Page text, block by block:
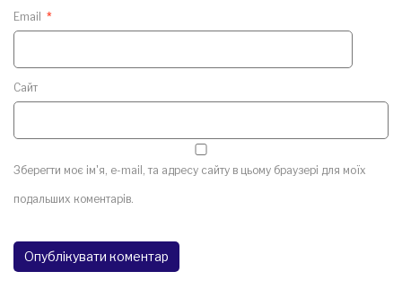
Email *
Сайт
Зберегти моє ім'я, e-mail, та адресу сайту в цьому браузері для моїх
подальших коментарів.